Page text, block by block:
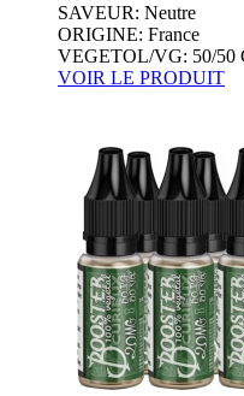
SAVEUR: Neutre
ORIGINE: France
VEGETOL/VG: 50/50
VOIR LE PRODUIT